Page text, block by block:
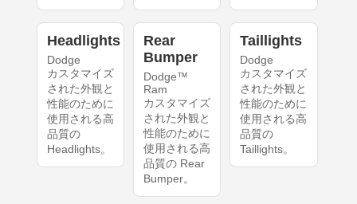
Headlights
Dodge
カスタマイズ
された外観と
性能のために
使用される高
品質の
Headlights。
Rear
Bumper
Dodge™
Ram
カスタマイズ
された外観と
性能のために
使用される高
品質の Rear
Bumper。
Taillights
Dodge
カスタマイズ
された外観と
性能のために
使用される高
品質の
Taillights。